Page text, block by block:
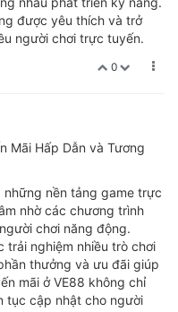
được yêu thích và trở
người chơi trực tuyến.
0
Mãi Hấp Dẫn và Tương
nền tảng game trực
nhờ các chương trình
chơi năng động.
trải nghiệm nhiều trò chơi
thưởng và ưu đãi giúp
mãi ở VE88 không chỉ
tục cập nhật cho người